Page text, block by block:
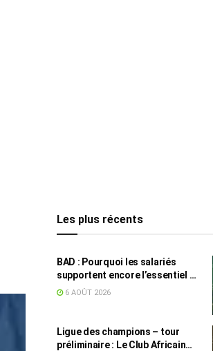
Les plus récents
BAD : Pourquoi les salariés
supportent encore l’essentiel de
l’effort fiscal en Tunisie
6 AOÛT 2026
Ligue des champions – tour
préliminaire : Le Club Africain